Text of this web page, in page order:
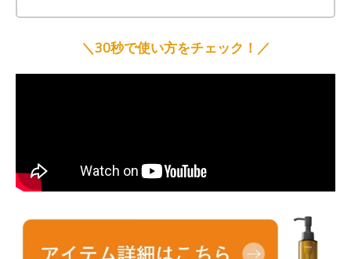
＼30秒で使い方をチェック！／